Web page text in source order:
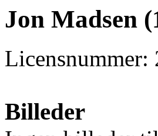
Jon Madsen
Billeder